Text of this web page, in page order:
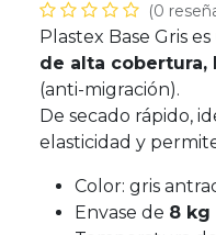
(0
Plastex Base Gris
de alta
(anti-migración).
De secado rápido,
elasticidad y
Color: gris
Envase de 8 kg